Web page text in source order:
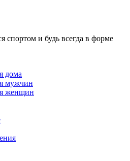
спортом и будь всегда в форме
дома
мужчин
женщин